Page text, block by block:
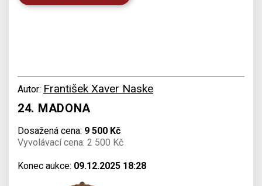
Autor: František Xaver Naske
24. MADONA
Dosažená cena: 9 500 Kč
Vyvolávací cena: 2 500 Kč
Konec aukce: 09.12.2025 18:28